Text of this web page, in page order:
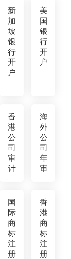
新
加
坡
银
行
开
户
美
国
银
行
开
户
香
港
公
司
审
计
海
外
公
司
年
审
国
际
商
标
注
册
香
港
商
标
注
册